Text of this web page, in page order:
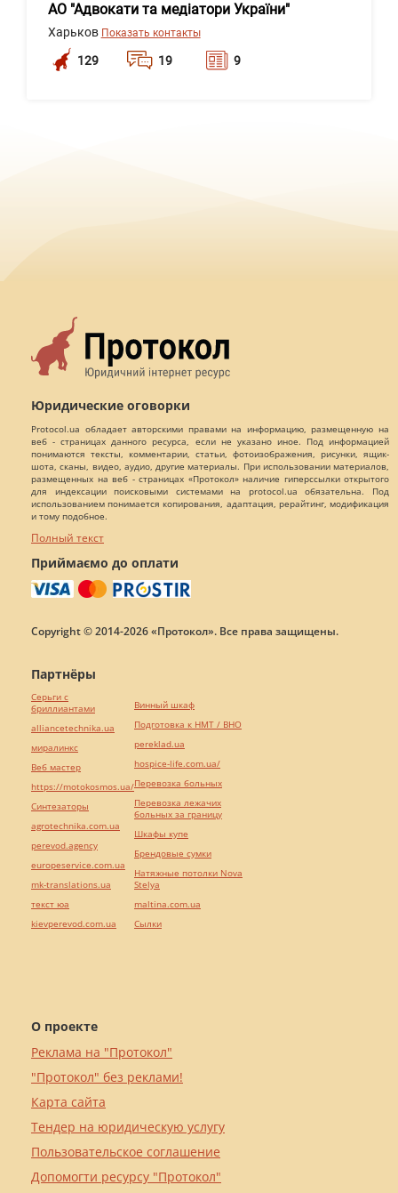
АО "Адвокати та медіатори України"
Харьков Показать контакты
129 19 9
Юридические оговорки
Protocol.ua обладает авторскими правами на информацию, размещенную на
веб - страницах данного ресурса, если не указано иное. Под информацией
понимаются тексты, комментарии, статьи, фотоизображения, рисунки, ящик-
шота, сканы, видео, аудио, другие материалы. При использовании материалов,
размещенных на веб - страницах «Протокол» наличие гиперссылки открытого
для индексации поисковыми системами на protocol.ua обязательна. Под
использованием понимается копирования, адаптация, рерайтинг, модификация
и тому подобное.
Полный текст
Приймаємо до оплати
Copyright © 2014-2026 «Протокол». Все права защищены.
О проекте
Реклама на "Протокол"
"Протокол" без реклами!
Карта сайта
Тендер на юридическую услугу
Пользовательское соглашение
Допомогти ресурсу "Протокол"
Партнёры
Серьги с
бриллиантами
alliancetechnika.ua
миралинкс
Веб мастер
https://motokosmos.ua/
Синтезаторы
agrotechnika.com.ua
perevod.agency
europeservice.com.ua
mk-translations.ua
текст юа
kievperevod.com.ua
Винный шкаф
Подготовка к НМТ / ВНО
pereklad.ua
hospice-life.com.ua/
Перевозка больных
Перевозка лежачих
больных за границу
Шкафы купе
Брендовые сумки
Натяжные потолки Nova
Stelya
maltina.com.ua
Cылки